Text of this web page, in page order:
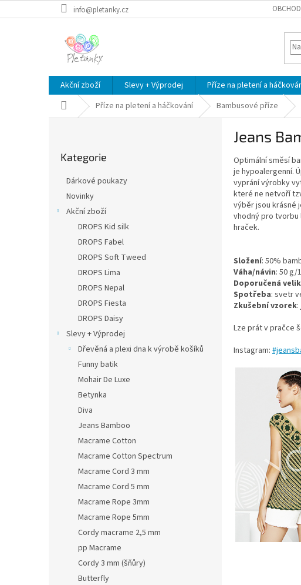
na
info@pletanky.cz
Akční zboží Slevy + Výprodej Příze na pletení a
Domů Příze na pletení a háčkování Bambusové příze
kategorie
Kategorie
Dárkové poukazy
Novinky
Akční zboží
DROPS Kid silk
DROPS Fabel
DROPS Soft Tweed
DROPS Lima
DROPS Nepal
DROPS Fiesta
DROPS Daisy
Slevy + Výprodej
Dřevěná a plexi dna k výrobě košíků
Funny batik
Mohair De Luxe
Betynka
Diva
Jeans Bamboo
Macrame Cotton
Macrame Cotton Spectrum
Macrame Cord 3 mm
Macrame Cord 5 mm
Macrame Rope 3mm
Macrame Rope 5mm
Cordy macrame 2,5 mm
pp Macrame
Cordy 3 mm (šňůry)
Butterfly
Jeans
Optimální směsí
je hypoalergenní.
vyprání výrobky
které ne netvoří
výběr jsou krásné
vhodný pro tvorbu
hraček.
Složení: 50%
Váha/návin: 50 g/
Doporučená
Spotřeba: svetr
Zkušební vzorek:
Lze prát v pračce
Instagram: